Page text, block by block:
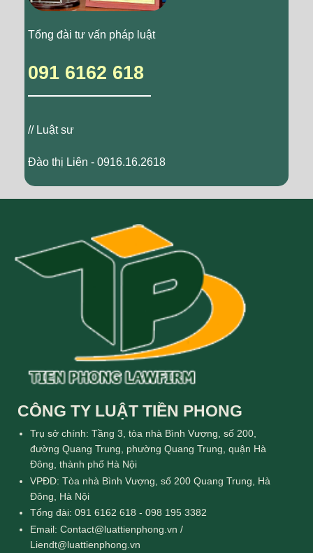
Tổng đài tư vấn pháp luật
091 6162 618
// Luật sư
Đào thị Liên - 0916.16.2618
CÔNG TY LUẬT TIỀN PHONG
Trụ sở chính: Tầng 3, tòa nhà Bình Vượng, số 200,
đường Quang Trung, phường Quang Trung, quận Hà
Đông, thành phố Hà Nội
VPĐD: Tòa nhà Bình Vượng, số 200 Quang Trung, Hà
Đông, Hà Nội
Tổng đài: 091 6162 618 - 098 195 3382
Email: Contact@luattienphong.vn /
Liendt@luattienphong.vn